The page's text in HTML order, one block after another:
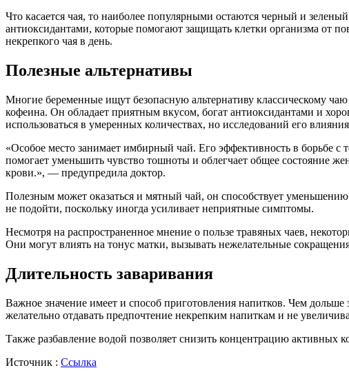
Что касается чая, то наиболее популярными остаются черный и
антиоксидантами, которые помогают защищать клетки организма от
некрепкого чая в день.
Полезные альтернативы
Многие беременные ищут безопасную альтернативу классическому
кофеина. Он обладает приятным вкусом, богат антиоксидантами и
использоваться в умеренных количествах, но исследований его
«Особое место занимает имбирный чай. Его эффективность в борьбе
помогает уменьшить чувство тошноты и облегчает общее состояние
крови.», — предупредила доктор.
Полезным может оказаться и мятный чай, он способствует
не подойти, поскольку иногда усиливает неприятные симптомы.
Несмотря на распространенное мнение о пользе травяных чаев,
Они могут влиять на тонус матки, вызывать нежелательные
Длительность заваривания
Важное значение имеет и способ приготовления напитков. Чем
желательно отдавать предпочтение некрепким напиткам и не
Также разбавление водой позволяет снизить концентрацию активных
Источник : Ссылка